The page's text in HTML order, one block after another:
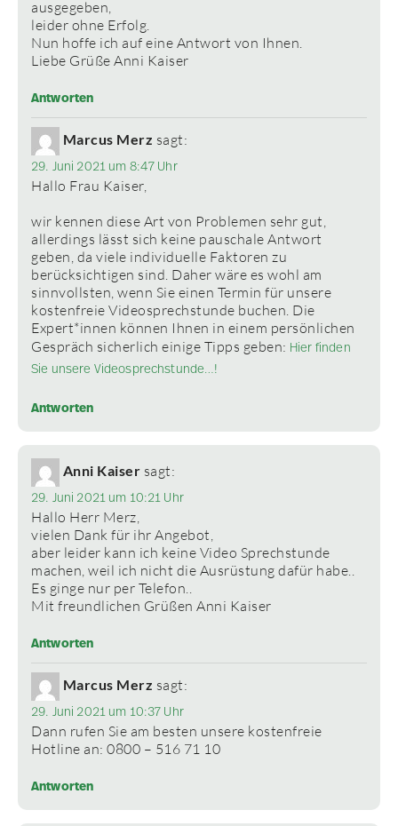
ausgegeben,
leider ohne Erfolg.
Nun hoffe ich auf eine Antwort von Ihnen.
Liebe Grüße Anni Kaiser
Antworten
Marcus Merz sagt:
29. Juni 2021 um 8:47 Uhr
Hallo Frau Kaiser,
wir kennen diese Art von Problemen sehr gut,
allerdings lässt sich keine pauschale Antwort
geben, da viele individuelle Faktoren zu
berücksichtigen sind. Daher wäre es wohl am
sinnvollsten, wenn Sie einen Termin für unsere
kostenfreie Videosprechstunde buchen. Die
Expert*innen können Ihnen in einem persönlichen
Gespräch sicherlich einige Tipps geben: Hier finden
Sie unsere Videosprechstunde…!
Antworten
Anni Kaiser sagt:
29. Juni 2021 um 10:21 Uhr
Hallo Herr Merz,
vielen Dank für ihr Angebot,
aber leider kann ich keine Video Sprechstunde
machen, weil ich nicht die Ausrüstung dafür habe..
Es ginge nur per Telefon..
Mit freundlichen Grüßen Anni Kaiser
Antworten
Marcus Merz sagt:
29. Juni 2021 um 10:37 Uhr
Dann rufen Sie am besten unsere kostenfreie
Hotline an: 0800 – 516 71 10
Antworten